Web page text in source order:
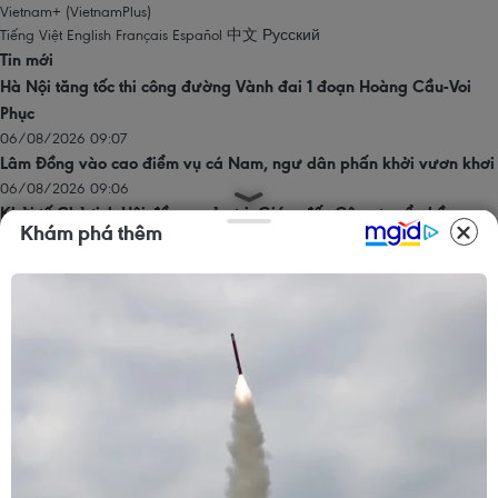
Vietnam+ (VietnamPlus)
Tiếng Việt English Français Español 中文 Русский
Tin mới
Hà Nội tăng tốc thi công đường Vành đai 1 đoạn Hoàng Cầu-Voi
Phục
06/08/2026 09:07
Lâm Đồng vào cao điểm vụ cá Nam, ngư dân phấn khởi vươn khơi
06/08/2026 09:06
Khởi tố Chủ tịch Hội đồng quản trị, Giám đốc Công ty cổ phần
Mekolor
Toàn cảnh vụ sai phạm điểm thi trường THPT chuyên Tuyên Quang
Khám phá thêm